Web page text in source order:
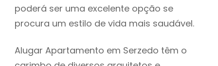
poderá ser uma excelente opção se
procura um estilo de vida mais saudável.
Alugar Apartamento em Serzedo têm o